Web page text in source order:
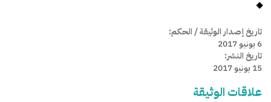
تاريخ إصدار الوثيقة / الحكم:
6 يونيو 2017
تاريخ النشر:
15 يونيو 2017
علاقات الوثيقة